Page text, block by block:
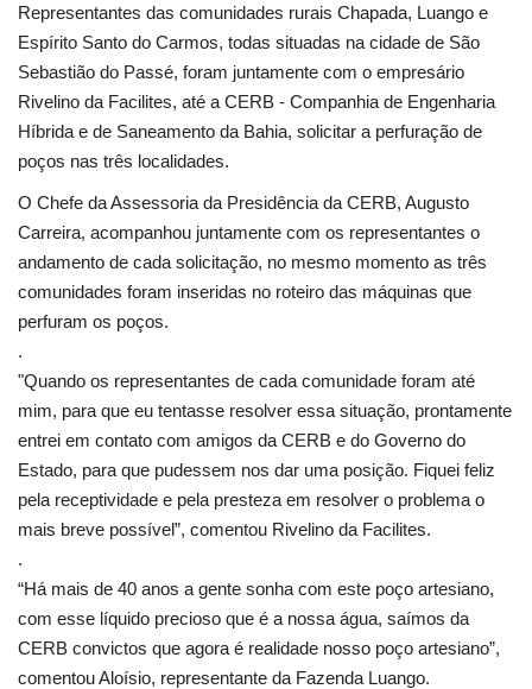
Representantes das comunidades rurais Chapada, Luango e
Espírito Santo do Carmos, todas situadas na cidade de São
Sebastião do Passé, foram juntamente com o empresário
Rivelino da Facilites, até a CERB - Companhia de Engenharia
Híbrida e de Saneamento da Bahia, solicitar a perfuração de
poços nas três localidades.
O Chefe da Assessoria da Presidência da CERB, Augusto
Carreira, acompanhou juntamente com os representantes o
andamento de cada solicitação, no mesmo momento as três
comunidades foram inseridas no roteiro das máquinas que
perfuram os poços.
.
"Quando os representantes de cada comunidade foram até
mim, para que eu tentasse resolver essa situação, prontamente
entrei em contato com amigos da CERB e do Governo do
Estado, para que pudessem nos dar uma posição. Fiquei feliz
pela receptividade e pela presteza em resolver o problema o
mais breve possível”, comentou Rivelino da Facilites.
.
“Há mais de 40 anos a gente sonha com este poço artesiano,
com esse líquido precioso que é a nossa água, saímos da
CERB convictos que agora é realidade nosso poço artesiano”,
comentou Aloísio, representante da Fazenda Luango.